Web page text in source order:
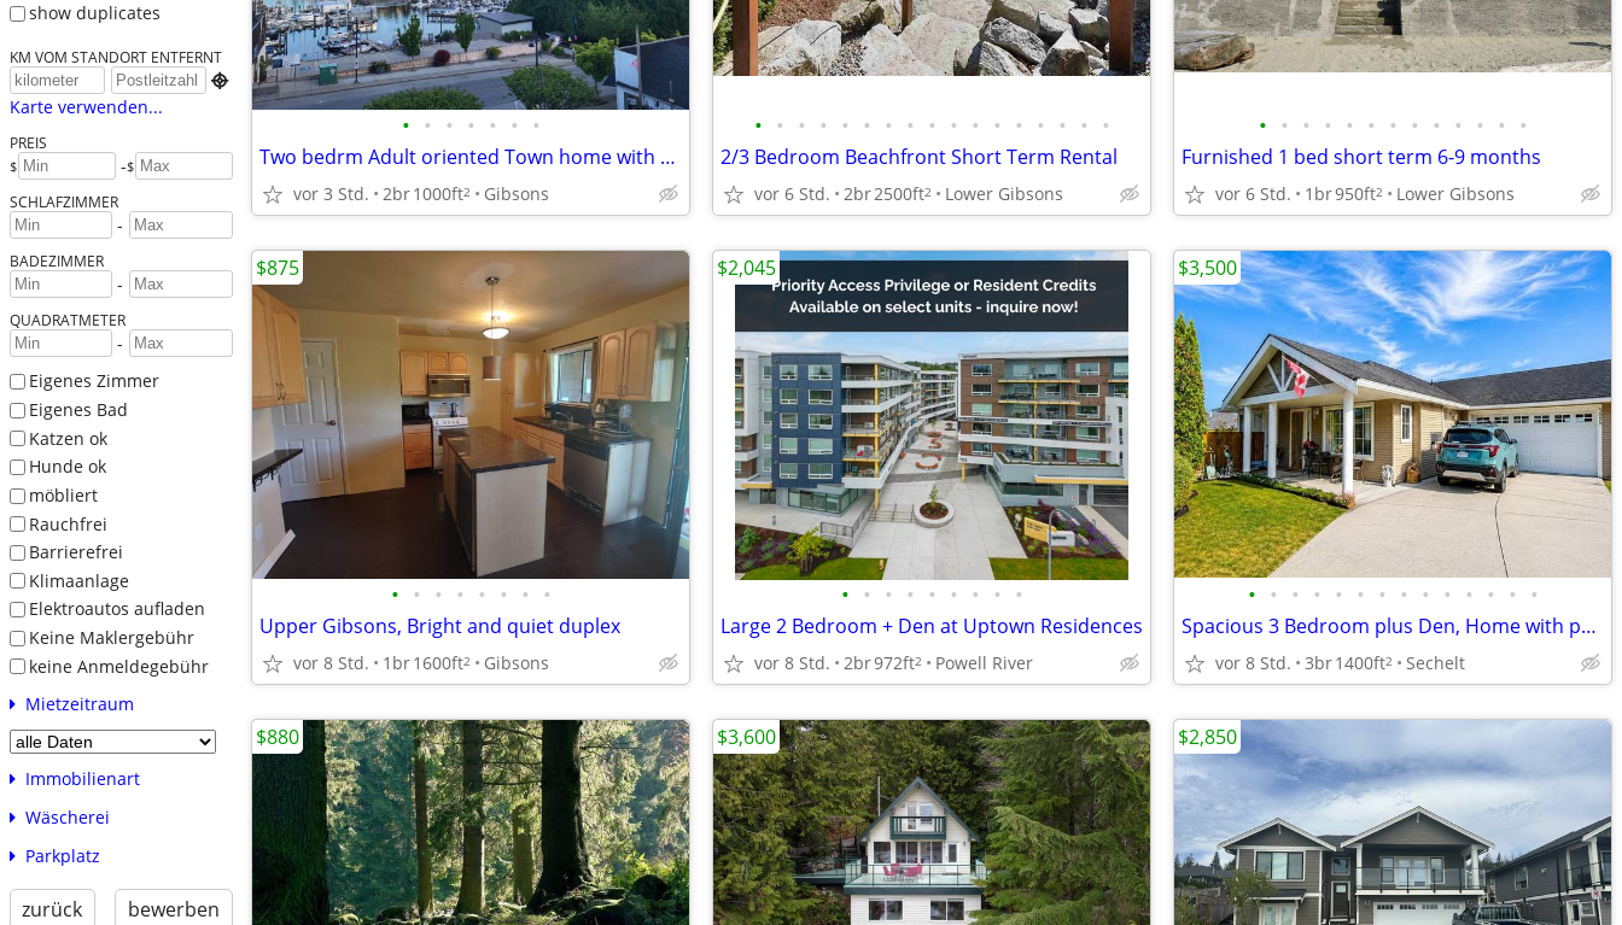
show duplicates
KM VOM STANDORT ENTFERNT

Karte verwenden...
PREIS
$ -$
SCHLAFZIMMER
-
BADEZIMMER
-
QUADRATMETER
-
Eigenes Zimmer
Eigenes Bad
Katzen ok
Hunde ok
möbliert
Rauchfrei
Barrierefrei
Klimaanlage
Elektroautos aufladen
Keine Maklergebühr
keine Anmeldegebühr
Mietzeitraum
Immobilienart
Wäscherei
Parkplatz
zurück bewerben
• • • • • • •
Two bedrm Adult oriented Town home with view Gibsons Landing
vor 3 Std. 2br1000ft2 Gibsons
• • • • • • • • • • • • • • • • •
2/3 Bedroom Beachfront Short Term Rental
vor 6 Std. 2br2500ft2 Lower Gibsons
• • • • • • • • • • • • •
Furnished 1 bed short term 6-9 months
vor 6 Std. 1br950ft2 Lower Gibsons
• • • • • • • •
Upper Gibsons, Bright and quiet duplex
vor 8 Std. 1br1600ft2 Gibsons
$875
• • • • • • • • •
Large 2 Bedroom + Den at Uptown Residences
vor 8 Std. 2br972ft2 Powell River
$2,045
• • • • • • • • • • • • • •
Spacious 3 Bedroom plus Den, Home with peek-a-boo Ocean Views
vor 8 Std. 3br1400ft2 Sechelt
$3,500
$880 $3,600 $2,850